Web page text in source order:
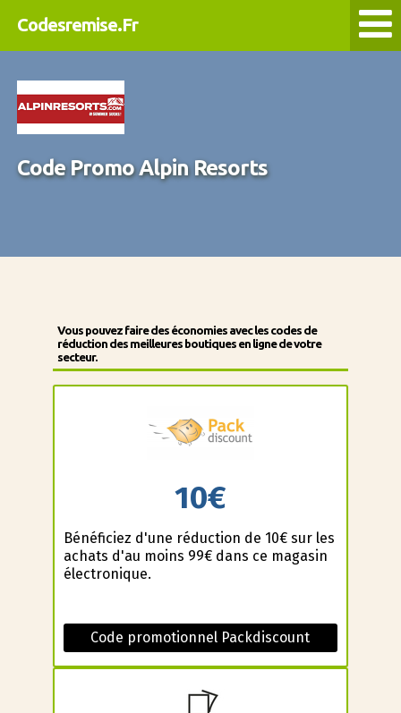
Codesremise.Fr
Code Promo Alpin Resorts
Vous pouvez faire des économies avec les codes de
réduction des meilleures boutiques en ligne de votre
secteur.
10€
Bénéficiez d'une réduction de 10€ sur les
achats d'au moins 99€ dans ce magasin
électronique.
Code promotionnel Packdiscount